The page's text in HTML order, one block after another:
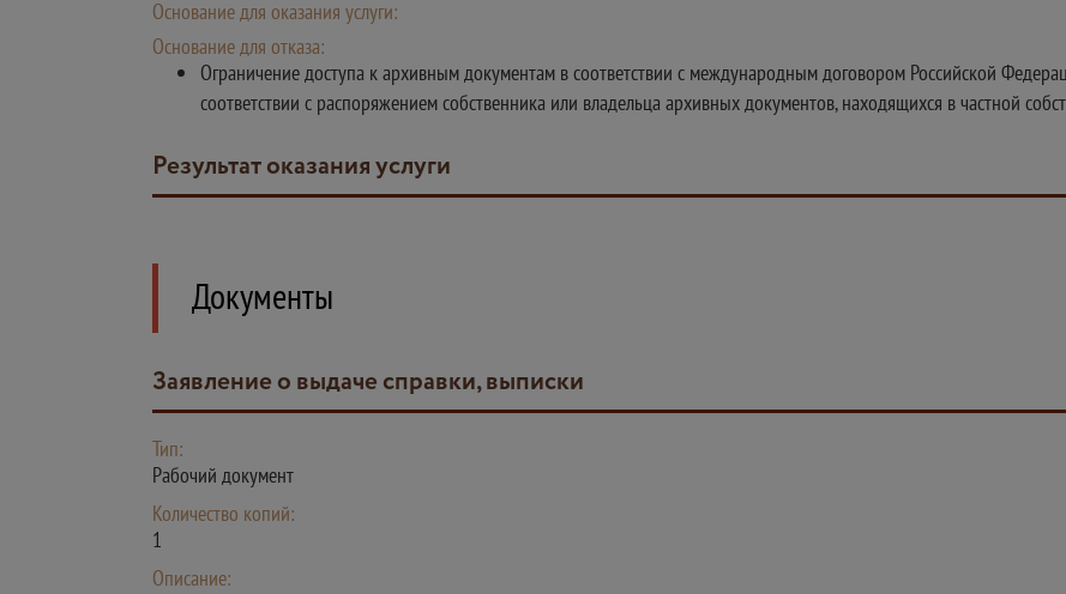
Основание для оказания услуги:
Основание для отказа:
Ограничение доступа к архивным документам в соответствии с международным договором Российской
соответствии с распоряжением собственника или владельца архивных документов, находящихся в частной
Результат оказания услуги
Документы
Заявление о выдаче справки, выписки
Тип:
Рабочий документ
Количество копий:
1
Описание: